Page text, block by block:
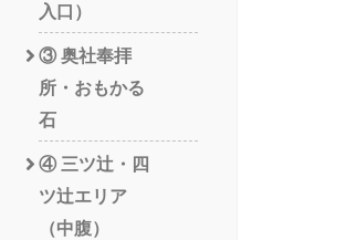
入口）
③ 奥社奉拝
所・おもかる
石
④ 三ツ辻・四
ツ辻エリア
（中腹）